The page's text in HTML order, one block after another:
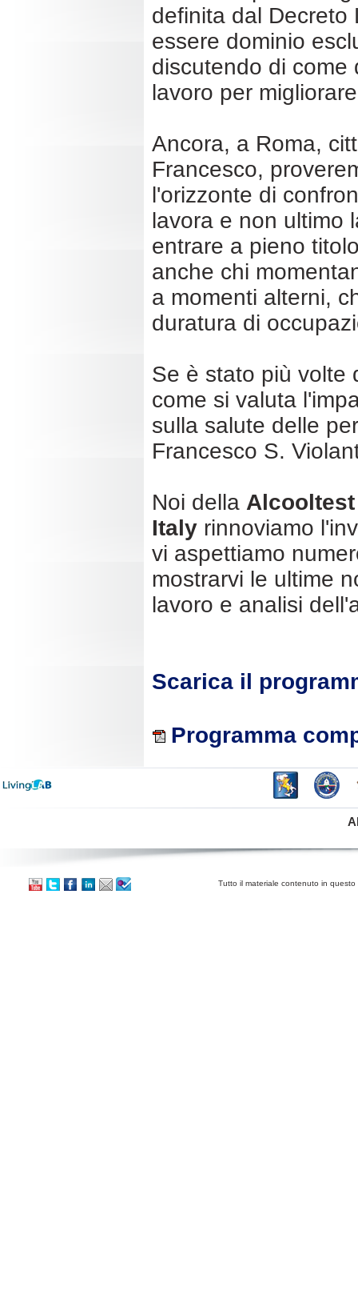
definita dal Decreto
essere dominio
discutendo di come
lavoro per
Ancora, a Roma,
Francesco,
l'orizzonte di
lavora e non ultimo
entrare a pieno
anche chi
a momenti alterni,
duratura di
Se è stato più volte
come si valuta
sulla salute delle
Francesco S.
Noi della
Italy rinnoviamo
vi aspettiamo
mostrarvi le ultime
lavoro e analisi
Scarica il
Programma
Tutto il materiale contenuto in